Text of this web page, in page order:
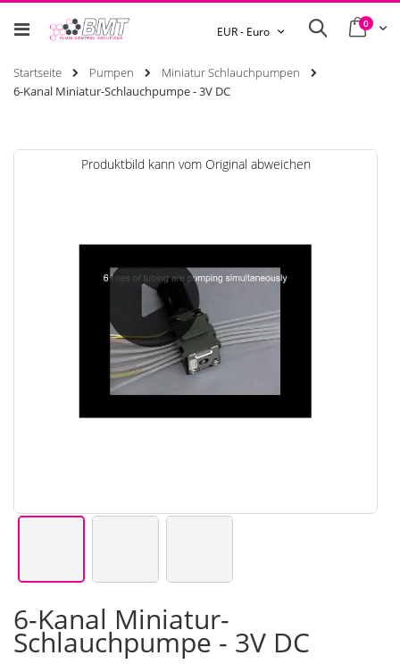
0
Search
Währung
EUR - Euro
Startseite Pumpen
Miniatur Schlauchpumpen
6-Kanal Miniatur-Schlauchpumpe - 3V DC
Zum
Produktbild kann vom Original abweichen
Anfang
der
Bildgalerie
6-Kanal Miniatur-
Schlauchpumpe - 3V DC